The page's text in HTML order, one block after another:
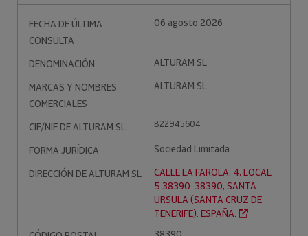
FECHA DE ÚLTIMA
CONSULTA
06 agosto 2026
DENOMINACIÓN
ALTURAM SL
MARCAS Y NOMBRES
COMERCIALES
ALTURAM SL
CIF/NIF DE ALTURAM SL B22945604
FORMA JURÍDICA
Sociedad Limitada
DIRECCIÓN DE ALTURAM SL
CALLE LA FAROLA, 4, LOCAL
5 38390. 38390, SANTA
URSULA (SANTA CRUZ DE
TENERIFE). ESPAÑA.